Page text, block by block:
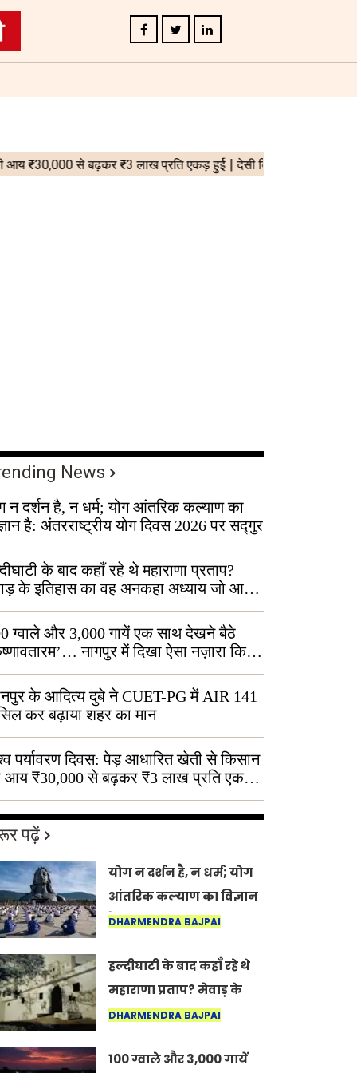
News
न दर्शन है, न धर्म; योग आंतरिक कल्याण का
है: अंतरराष्ट्रीय योग दिवस 2026 पर सद्गुर
के बाद कहाँ रहे थे महाराणा प्रताप?
के इतिहास का वह अनकहा अध्याय जो आज
में जीवित है
ग्वाले और 3,000 गायें एक साथ देखने बैठे
नागपुर में दिखा ऐसा नज़ारा कि
बोले, “ऐसा तो सिर्फ़ कृष्ण ही कर सकते हैं”
के आदित्य दुबे ने CUET-PG में AIR 141
कर बढ़ाया शहर का मान
पर्यावरण दिवस: पेड़ आधारित खेती से किसान
आय ₹30,000 से बढ़कर ₹3 लाख प्रति एकड़
पढ़ें
योग न दर्शन है, न धर्म; योग
आंतरिक कल्याण का विज्ञान
है: अंतरराष्ट्रीय योग दिवस
DHARMENDRA BAJPAI
हल्दीघाटी के बाद कहाँ रहे थे
महाराणा प्रताप? मेवाड़ के
इतिहास का वह अनकहा
में जीवित है
DHARMENDRA BAJPAI
100 ग्वाले और 3,000 गायें